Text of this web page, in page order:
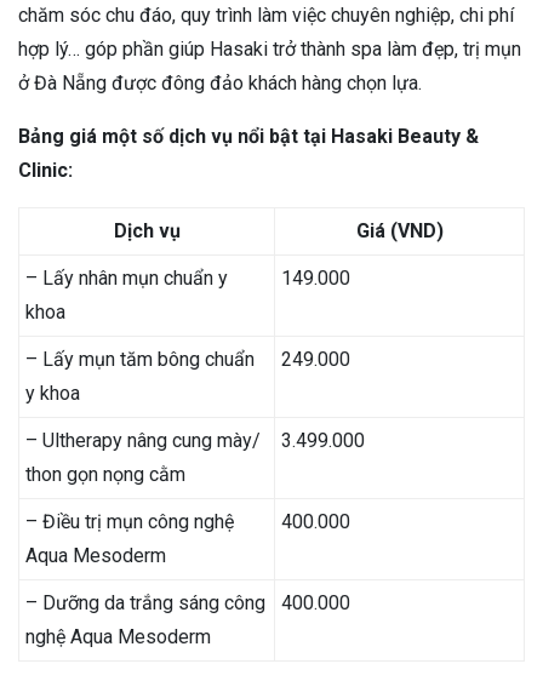
chăm sóc chu đáo, quy trình làm việc chuyên nghiệp, chi phí
hợp lý… góp phần giúp Hasaki trở thành spa làm đẹp, trị mụn
ở Đà Nẵng được đông đảo khách hàng chọn lựa.
Bảng giá một số dịch vụ nổi bật tại Hasaki Beauty &
Clinic:
Dịch vụ Giá (VND)
– Lấy nhân mụn chuẩn y
khoa
149.000
– Lấy mụn tăm bông chuẩn
y khoa
249.000
– Ultherapy nâng cung mày/
thon gọn nọng cằm
3.499.000
– Điều trị mụn công nghệ
Aqua Mesoderm
400.000
– Dưỡng da trắng sáng công
nghệ Aqua Mesoderm
400.000